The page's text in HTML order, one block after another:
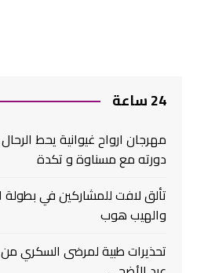
24 ساعة
مهرجان ارواح غيوانية يحط
دورته مع مسناوة و تكدة
تألق لافت للمشاركين في بطولة
والهيب هوب
تحذيرات طبية لمرضى السكري